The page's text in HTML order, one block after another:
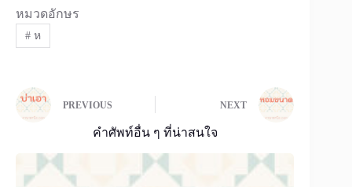
หมวดอักษร
#ห
PREVIOUS NEXT
คำศัพท์อื่น ๆ ที่น่าสนใจ